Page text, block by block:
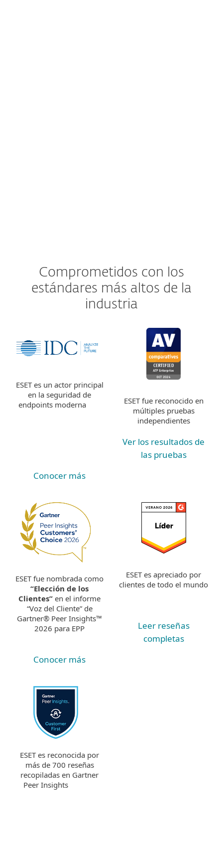
Comprometidos con los
estándares más altos de la
industria
ESET es un actor principal
en la seguridad de
endpoints moderna
Conocer más
ESET fue reconocido en
múltiples pruebas
independientes
Ver los resultados de
las pruebas
ESET fue nombrada como
“Elección de los
Clientes” en el informe
“Voz del Cliente” de
Gartner® Peer Insights™
2026 para EPP
Conocer más
ESET es apreciado por
clientes de todo el mundo
Leer reseñas
completas
ESET es reconocida por
más de 700 reseñas
recopiladas en Gartner
Peer Insights